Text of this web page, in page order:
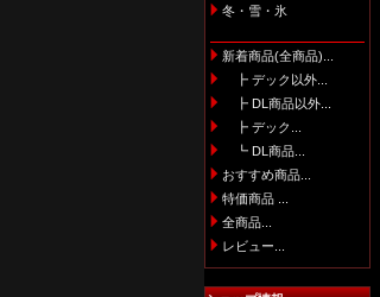
冬・雪・氷
新着商品(全商品)...
┣ デック以外...
┣ DL商品以外...
┣ デック...
┗ DL商品...
おすすめ商品...
特価商品 ...
全商品...
レビュー...